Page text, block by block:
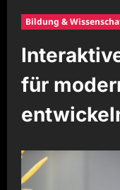
Bildung &
für